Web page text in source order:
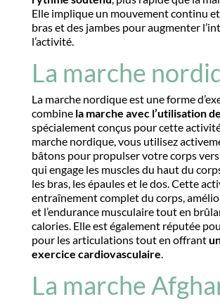
Elle implique un mouvement continu
bras et des jambes pour augmenter
l’activité.
La marche
La marche nordique est une forme
combine la marche avec l’utilisation
spécialement conçus pour cette
marche nordique, vous utilisez
bâtons pour propulser votre corps vers
qui engage les muscles du haut du
les bras, les épaules et le dos. Cette
entraînement complet du corps,
et l’endurance musculaire tout en
calories. Elle est également réputée
pour les articulations tout en offrant
exercice cardiovasculaire.
La marche